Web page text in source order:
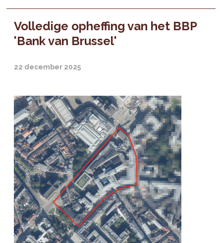
Volledige opheffing van het BBP
'Bank van Brussel'
22 december 2025